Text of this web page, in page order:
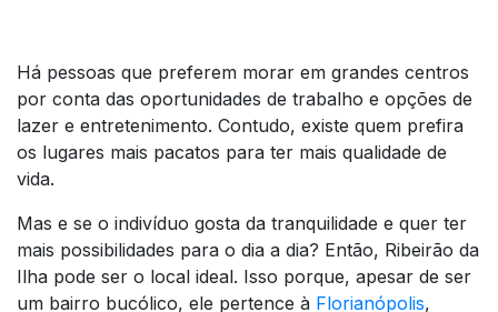
Há pessoas que preferem morar em grandes centros
por conta das oportunidades de trabalho e opções de
lazer e entretenimento. Contudo, existe quem prefira
os lugares mais pacatos para ter mais qualidade de
vida.
Mas e se o indivíduo gosta da tranquilidade e quer ter
mais possibilidades para o dia a dia? Então, Ribeirão da
Ilha pode ser o local ideal. Isso porque, apesar de ser
um bairro bucólico, ele pertence à Florianópolis,